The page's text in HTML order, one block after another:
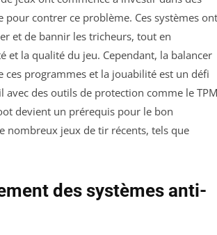
pour contrer ce problème. Ces systèmes ont
et de bannir les tricheurs, tout en
et la qualité du jeu. Cependant, la balancer
ces programmes et la jouabilité est un défi
avec des outils de protection comme le TPM
devient un prérequis pour le bon
nombreux jeux de tir récents, tels que
des systèmes anti-